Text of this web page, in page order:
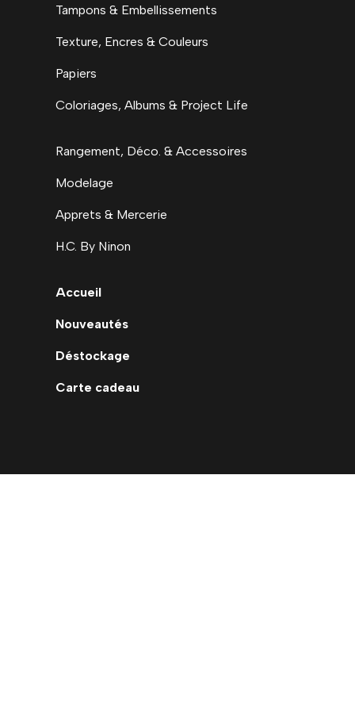
Tampons & Embellissements
Texture, Encres & Couleurs
Papiers
Coloriages, Albums & Project Life
Rangement, Déco. & Accessoires
Modelage
Apprets & Mercerie
H.C. By Ninon
Accueil
Nouveautés
Déstockage
Carte cadeau